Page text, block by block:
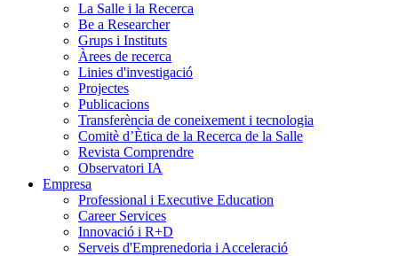
La Salle i la Recerca
Be a Researcher
Grups i Instituts
Àrees de recerca
Linies d'investigació
Projectes
Publicacions
Transferència de coneixement i tecnologia
Comitè d’Ètica de la Recerca de la Salle
Revista Comprendre
Observatori IA
Empresa
Professional i Executive Education
Career Services
Innovació i R+D
Serveis d'Emprenedoria i Acceleració